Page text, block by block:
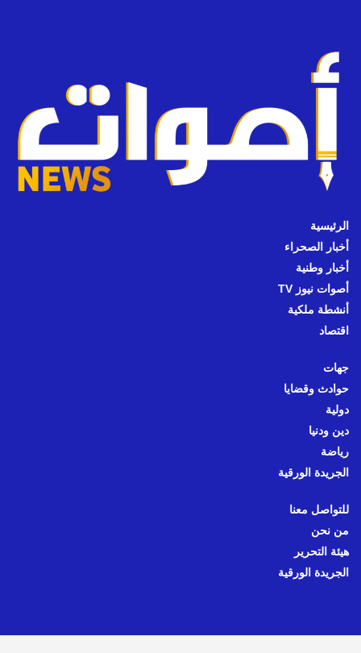
الرئيسية
أخبار الصحراء
أخبار وطنية
أصوات نيوز TV
أنشطة ملكية
اقتصاد
جهات
حوادث وقضايا
دولية
دين ودنيا
رياضة
الجريدة الورقية
للتواصل معنا
من نحن
هيئة التحرير
الجريدة الورقية